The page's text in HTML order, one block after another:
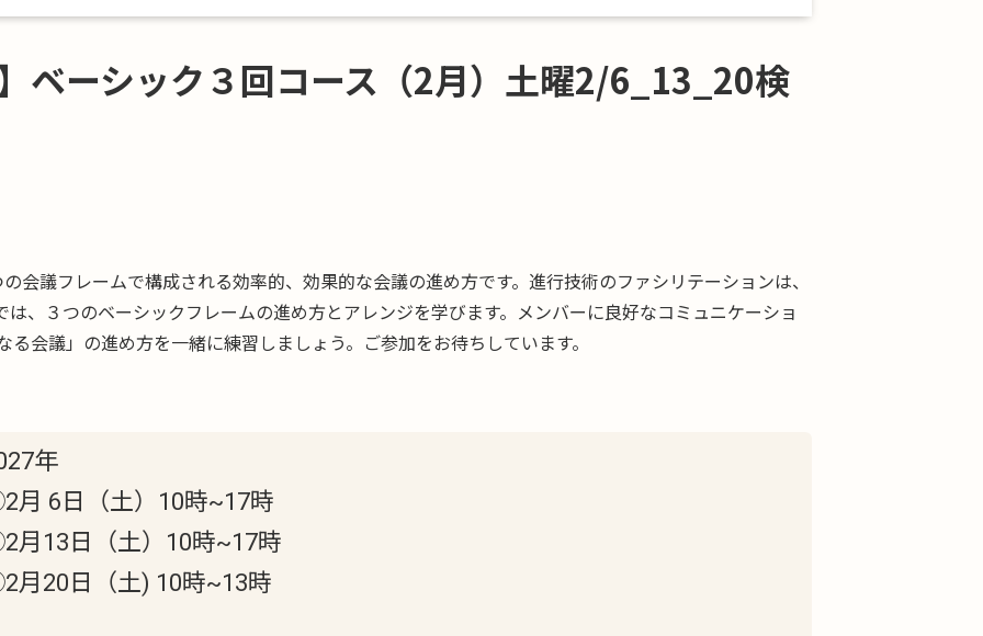
ベーシック３回コース（2月）土曜2/6_13_20検
会議フレームで構成される効率的、効果的な会議の進め方です。進行技術のファシリテーションは、
、３つのベーシックフレームの進め方とアレンジを学びます。メンバーに良好なコミュニケーショ
会議」の進め方を一緒に練習しましょう。ご参加をお待ちしています。
年
月 6日（土）10時~17時
月13日（土）10時~17時
月20日（土) 10時~13時